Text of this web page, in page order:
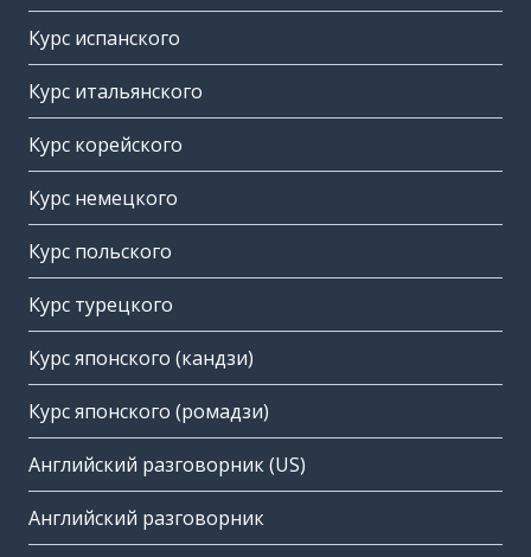
Курс испанского
Курс итальянского
Курс корейского
Курс немецкого
Курс польского
Курс турецкого
Курс японского (кандзи)
Курс японского (ромадзи)
Английский разговорник (US)
Английский разговорник